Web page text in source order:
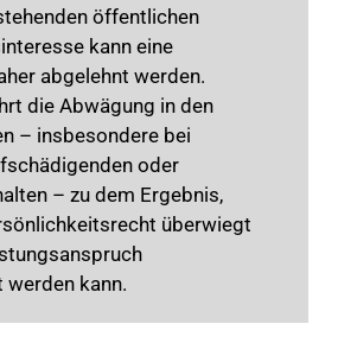
öffentlichen
kann eine
abgelehnt werden.
die Abwägung in den
– insbesondere bei
oder
– zu dem Ergebnis,
überwiegt
kann.